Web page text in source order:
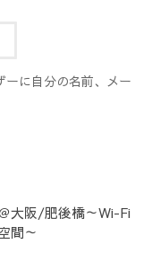
ーに自分の名前、メー
大阪/肥後橋～Wi-Fi
間～